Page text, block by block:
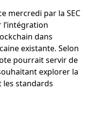
mercredi par la SEC
dans
existante. Selon
pourrait servir de
explorer la
standards